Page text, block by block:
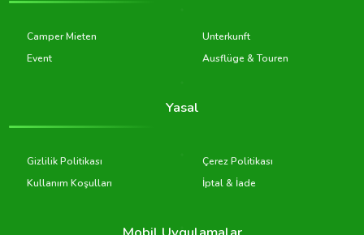
Camper Mieten
Unterkunft
Event
Ausflüge & Touren
Yasal
Gizlilik Politikası
Çerez Politikası
Kullanım Koşulları
İptal & İade